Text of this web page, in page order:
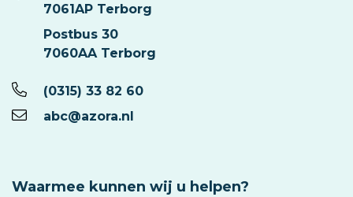
7061AP Terborg
Postbus 30
7060AA Terborg
(0315) 33 82 60
abc@azora.nl
Waarmee kunnen wij u helpen?